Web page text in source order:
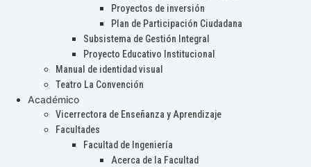
Proyectos de inversión
Plan de Participación Ciudadana
Subsistema de Gestión Integral
Proyecto Educativo Institucional
Manual de identidad visual
Teatro La Convención
Académico
Vicerrectora de Enseñanza y Aprendizaje
Facultades
Facultad de Ingeniería
Acerca de la Facultad